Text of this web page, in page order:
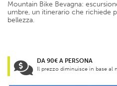
Mountain Bike Bevagna:
umbre, un itinerario che richiede
bellezza.
DA 90€ A PERSONA
Il prezzo diminuisce in base al